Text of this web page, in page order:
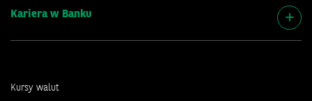
Kursy walut
Kariera w Banku